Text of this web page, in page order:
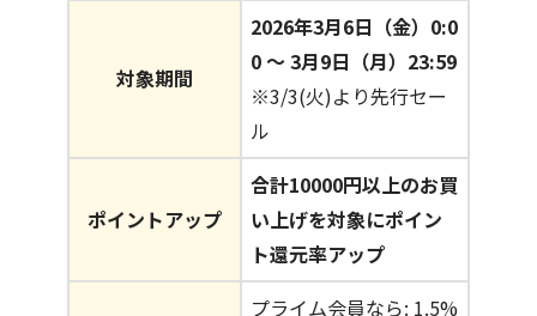
対象期間
2026年3月6日（金）0:0
0 〜 3月9日（月）23:59
※3/3(火)より先行セー
ル
ポイントアップ
合計10000円以上のお買
い上げを対象にポイン
ト還元率アップ
プライム会員なら: 1.5%